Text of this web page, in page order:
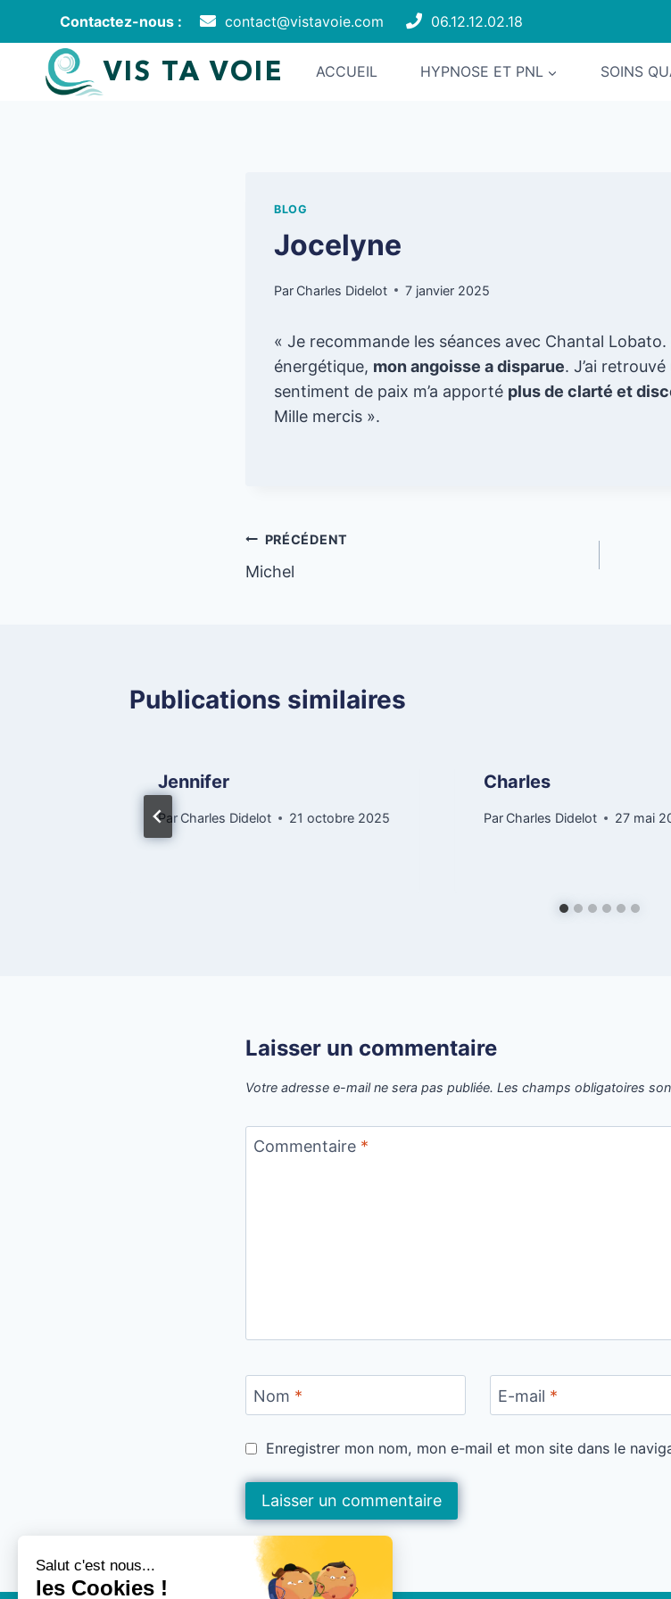
contenu
Contactez-nous : contact@vistavoie.com 06.12.12.02.18
VIS TA VOIE ACCUEIL HYPNOSE ET PNL SOINS
BLOG
Jocelyne
Par Charles Didelot 7 janvier 2025
« Je recommande les séances avec Chantal
énergétique, mon angoisse a disparue. J’ai retrouvé
sentiment de paix m’a apporté plus de clarté et
Mille mercis ».
Navigation
de
PRÉCÉDENT
Michel
Publications similaires
Jennifer
Par Charles Didelot 21 octobre 2025
Charles
Par Charles Didelot 27 mai
Laisser un commentaire
Votre adresse e-mail ne sera pas publiée. Les champs obligatoires
Commentaire *
Nom * E-mail *
Enregistrer mon nom, mon e-mail et mon site dans le